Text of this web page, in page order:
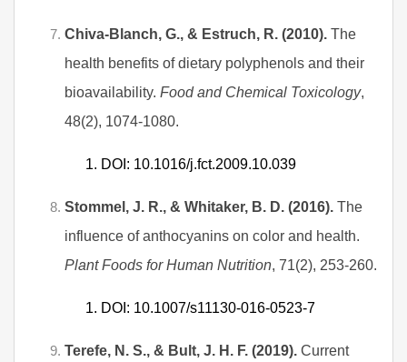
Chiva-Blanch, G., & Estruch, R. (2010). The
health benefits of dietary polyphenols and their
bioavailability. Food and Chemical Toxicology,
48(2), 1074-1080.
DOI: 10.1016/j.fct.2009.10.039
Stommel, J. R., & Whitaker, B. D. (2016). The
influence of anthocyanins on color and health.
Plant Foods for Human Nutrition, 71(2), 253-260.
DOI: 10.1007/s11130-016-0523-7
Terefe, N. S., & Bult, J. H. F. (2019). Current